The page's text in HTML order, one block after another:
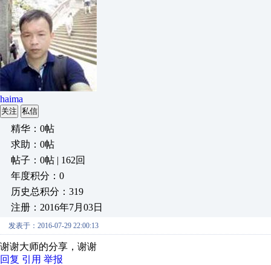
haima
关注 私信
精华：0帖
求助：0帖
帖子：0帖 | 162回
年度积分：0
历史总积分：319
注册：2016年7月03日
发表于：2016-07-29 22:00:13
谢谢大师的分享，谢谢
回复 引用 举报